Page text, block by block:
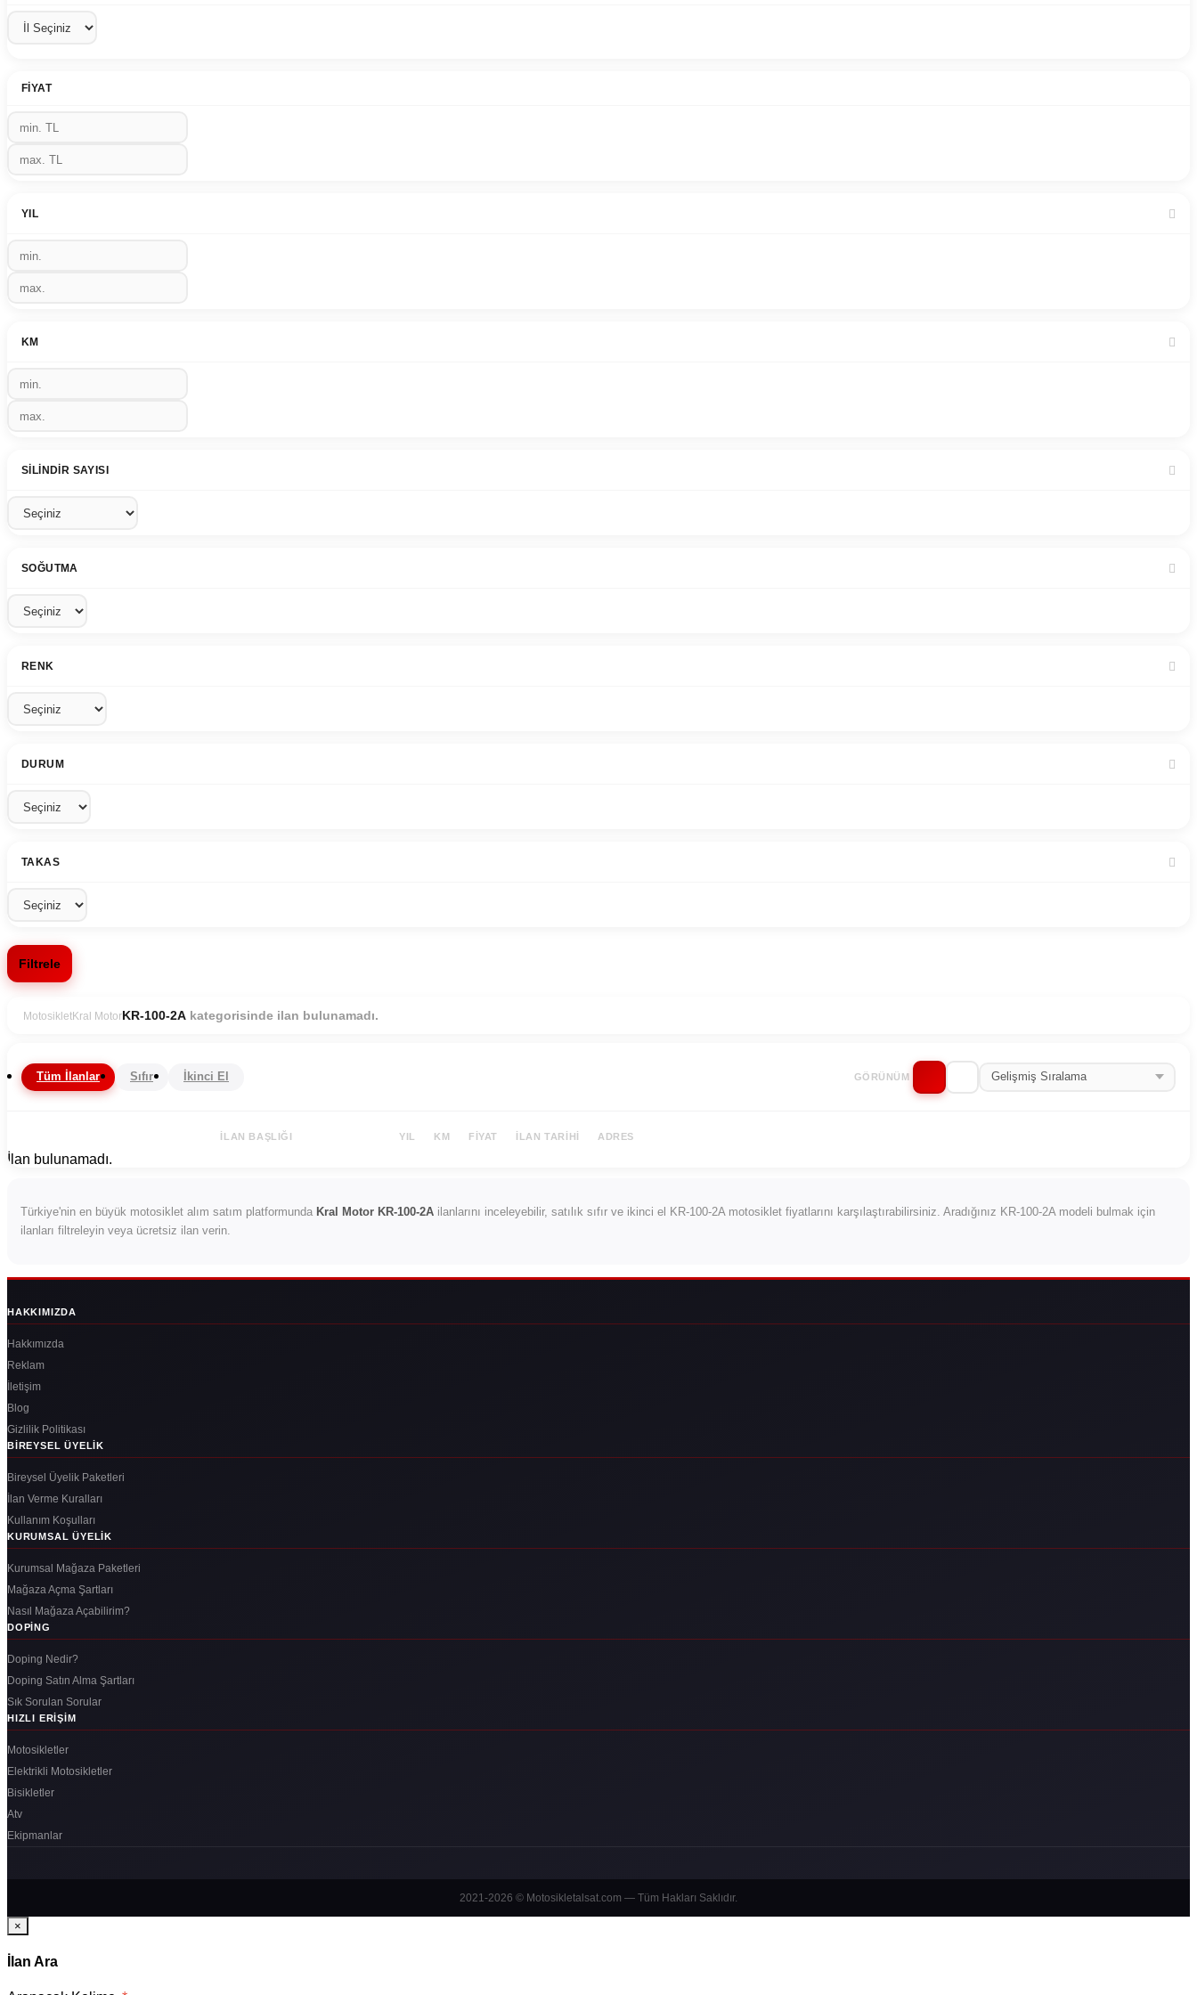
FIYAT
YIL
KM
SILINDIR SAYISI
SOĞUTMA
RENK
DURUM
TAKAS
Filtrele
MotosikletKral Motor KR-100-2A kategorisinde ilan bulunamadı.
Tüm İlanlar Sıfır İkinci El GÖRÜNÜM
İLAN BAŞLIĞI YIL KM FIYAT İLAN TARIHI ADRES
İlan bulunamadı.
Türkiye'nin en büyük motosiklet alım satım platformunda Kral Motor KR-100-2A ilanlarını inceleyebilir, satılık sıfır ve ikinci el KR-100-2A motosiklet fiyatlarını karşılaştırabilirsiniz. Aradığınız KR-100-2A modeli bulmak için
ilanları filtreleyin veya ücretsiz ilan verin.
HAKKIMIZDA
Hakkımızda
Reklam
İletişim
Blog
Gizlilik Politikası
BIREYSEL ÜYELIK
Bireysel Üyelik Paketleri
İlan Verme Kuralları
Kullanım Koşulları
KURUMSAL ÜYELIK
Kurumsal Mağaza Paketleri
Mağaza Açma Şartları
Nasıl Mağaza Açabilirim?
DOPING
Doping Nedir?
Doping Satın Alma Şartları
Sık Sorulan Sorular
HIZLI ERIŞIM
Motosikletler
Elektrikli Motosikletler
Bisikletler
Atv
Ekipmanlar
2021-2026 © Motosikletalsat.com — Tüm Hakları Saklıdır.
×
İlan Ara